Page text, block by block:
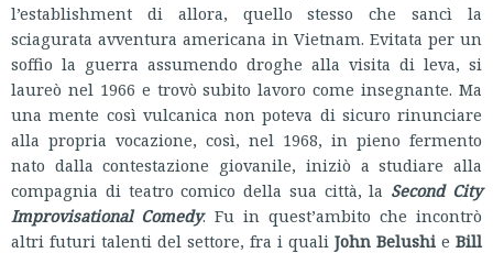
l’establishment di allora, quello stesso che sancì la
sciagurata avventura americana in Vietnam. Evitata per un
soffio la guerra assumendo droghe alla visita di leva, si
laureò nel 1966 e trovò subito lavoro come insegnante. Ma
una mente così vulcanica non poteva di sicuro rinunciare
alla propria vocazione, così, nel 1968, in pieno fermento
nato dalla contestazione giovanile, iniziò a studiare alla
compagnia di teatro comico della sua città, la Second City
Improvisational Comedy. Fu in quest’ambito che incontrò
altri futuri talenti del settore, fra i quali John Belushi e Bill